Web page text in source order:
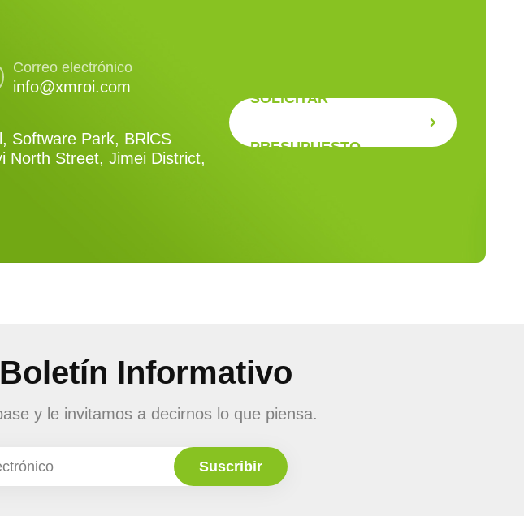
Correo electrónico
info@xmroi.com
Software Park, BRlCS
North Street, Jimei District,
SOLICITAR
PRESUPUESTO
Informativo
y le invitamos a decirnos lo que piensa.